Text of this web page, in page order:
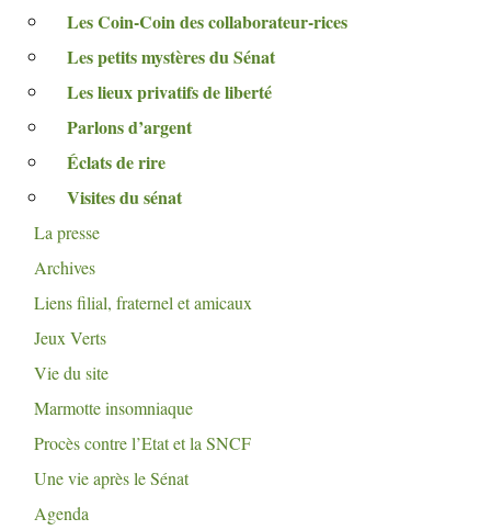
Les Coin-Coin des collaborateur-rices
Les petits mystères du Sénat
Les lieux privatifs de liberté
Parlons d’argent
Éclats de rire
Visites du sénat
La presse
Archives
Liens filial, fraternel et amicaux
Jeux Verts
Vie du site
Marmotte insomniaque
Procès contre l’Etat et la SNCF
Une vie après le Sénat
Agenda